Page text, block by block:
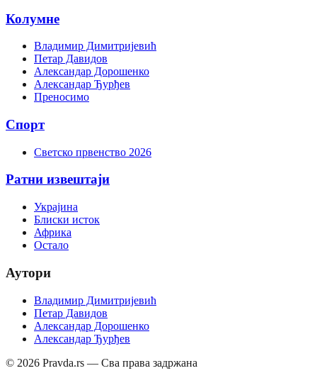
Колумне
Владимир Димитријевић
Петар Давидов
Александар Дорошенко
Александар Ђурђев
Преносимо
Спорт
Светско првенство 2026
Ратни извештаји
Украјина
Блиски исток
Африка
Остало
Аутори
Владимир Димитријевић
Петар Давидов
Александар Дорошенко
Александар Ђурђев
© 2026 Pravda.rs — Сва права задржана